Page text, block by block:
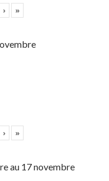
› »
› »
au 17 novembre